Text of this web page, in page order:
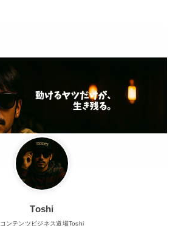
Toshi
コンテンツビジネス道場Toshi